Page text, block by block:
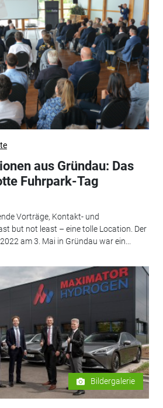
aus Gründau: Das
Fuhrpark-Tag
Vorträge, Kontakt- und
but not least – eine tolle Location. Der
am 3. Mai in Gründau war ein...
Bildergalerie